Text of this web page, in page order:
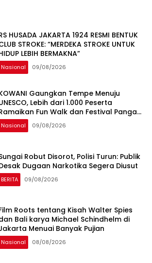
HUSADA JAKARTA 1924 RESMI BENTUK
STROKE: “MERDEKA STROKE UNTUK
LEBIH BERMAKNA”
Nasional 09/08/2026
Gaungkan Tempe Menuju
Lebih dari 1.000 Peserta
Fun Walk dan Festival Pangan
Nasional 09/08/2026
Robut Disorot, Polisi Turun: Publik
Dugaan Narkotika Segera Diusut
BERITA 09/08/2026
Roots tentang Kisah Walter Spies
Bali karya Michael Schindhelm di
Menuai Banyak Pujian
Nasional 08/08/2026